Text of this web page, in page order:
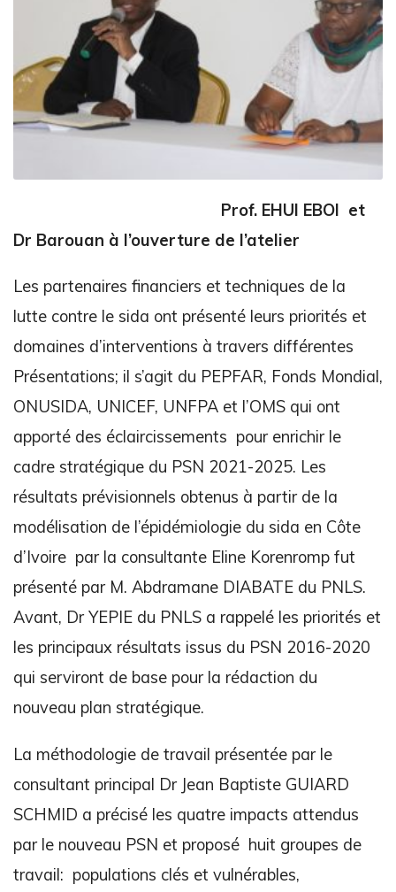
Prof. EHUI EBOI et
Dr Barouan à l’ouverture de l’atelier
Les partenaires financiers et techniques de la
lutte contre le sida ont présenté leurs priorités et
domaines d’interventions à travers différentes
Présentations; il s’agit du PEPFAR, Fonds Mondial,
ONUSIDA, UNICEF, UNFPA et l’OMS qui ont
apporté des éclaircissements pour enrichir le
cadre stratégique du PSN 2021-2025. Les
résultats prévisionnels obtenus à partir de la
modélisation de l’épidémiologie du sida en Côte
d’Ivoire par la consultante Eline Korenromp fut
présenté par M. Abdramane DIABATE du PNLS.
Avant, Dr YEPIE du PNLS a rappelé les priorités et
les principaux résultats issus du PSN 2016-2020
qui serviront de base pour la rédaction du
nouveau plan stratégique.
La méthodologie de travail présentée par le
consultant principal Dr Jean Baptiste GUIARD
SCHMID a précisé les quatre impacts attendus
par le nouveau PSN et proposé huit groupes de
travail: populations clés et vulnérables,